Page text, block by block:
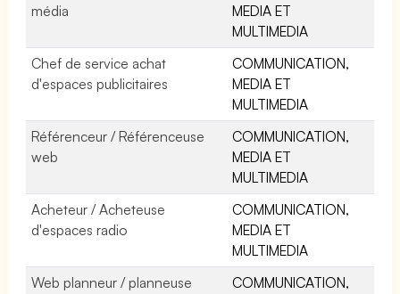
média
MEDIA ET
MULTIMEDIA
Chef de service achat
d'espaces publicitaires
COMMUNICATION,
MEDIA ET
MULTIMEDIA
Référenceur / Référenceuse
web
COMMUNICATION,
MEDIA ET
MULTIMEDIA
Acheteur / Acheteuse
d'espaces radio
COMMUNICATION,
MEDIA ET
MULTIMEDIA
Web planneur / planneuse
COMMUNICATION,